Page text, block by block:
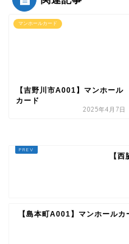
マンホールカード
【吉野川市A001】マンホール
カード
2025年4月7日
【
【島本町A001】マンホールカ